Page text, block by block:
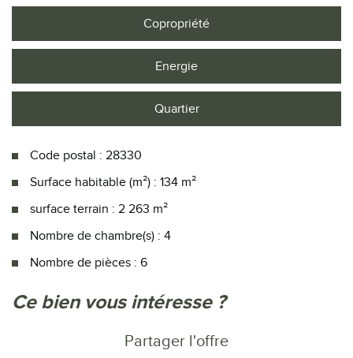
Copropriété
Energie
Quartier
Code postal : 28330
Surface habitable (m²) : 134 m²
surface terrain : 2 263 m²
Nombre de chambre(s) : 4
Nombre de pièces : 6
la ville de authon-du-perche (28330)
ce bien vous intéresse ?
Partager l'offre